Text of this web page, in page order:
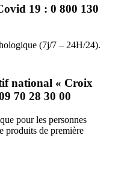
19 : 0 800 130
(7j/7 – 24H/24).
national « Croix
70 28 30 00
pour les personnes
produits de première